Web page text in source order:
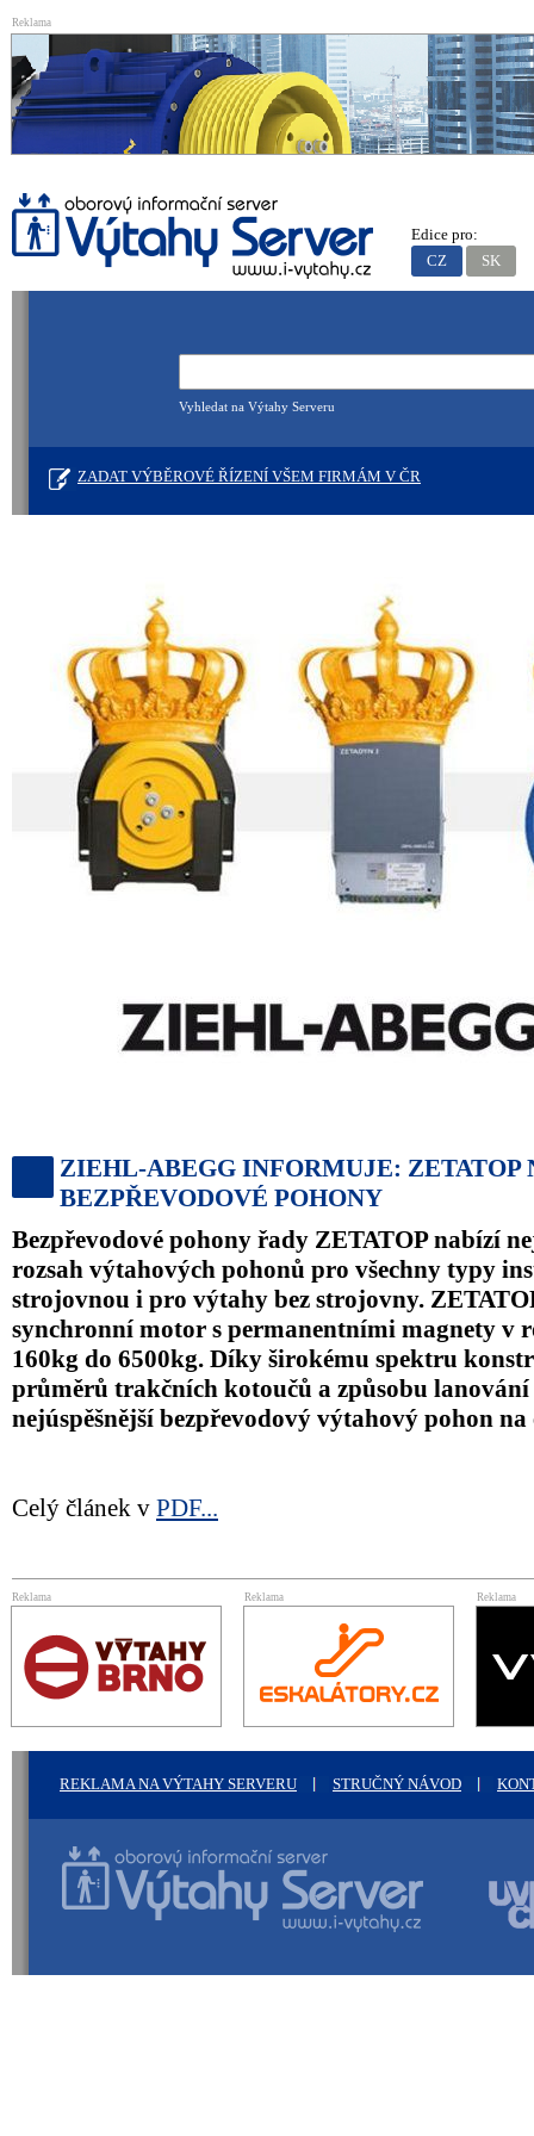
Reklama
Vyhledat na Výtahy Serveru
ZADAT VÝBĚROVÉ ŘÍZENÍ VŠEM FIRMÁM V ČR
Edice pro:
CZ
SK
ZIEHL-ABEGG INFORMUJE: ZETATOP
BEZPŘEVODOVÉ POHONY
Bezpřevodové pohony řady ZETATOP nabízí
rozsah výtahových pohonů pro všechny typy
strojovnou i pro výtahy bez strojovny.
synchronní motor s permanentními magnety v
160kg do 6500kg. Díky širokému spektru
průměrů trakčních kotoučů a způsobu lanování
nejúspěšnější bezpřevodový výtahový pohon
Celý článek v PDF...
Reklama Reklama Reklama
REKLAMA NA VÝTAHY SERVERU STRUČNÝ NÁVOD